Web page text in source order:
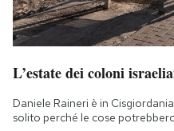
L’estate dei coloni
Daniele Raineri è in
solito perché le cose